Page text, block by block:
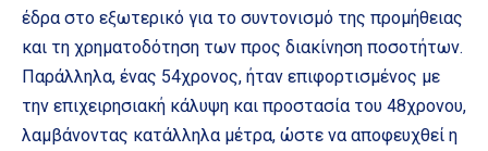
έδρα στο εξωτερικό για το συντονισμό της προμήθειας
και τη χρηματοδότηση των προς διακίνηση ποσοτήτων.
Παράλληλα, ένας 54χρονος, ήταν επιφορτισμένος με
την επιχειρησιακή κάλυψη και προστασία του 48χρονου,
λαμβάνοντας κατάλληλα μέτρα, ώστε να αποφευχθεί η